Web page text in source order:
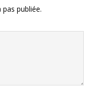
publiée.